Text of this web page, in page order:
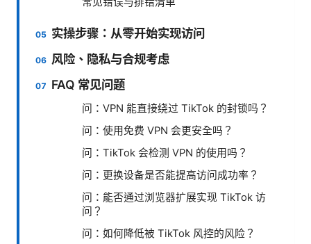
实操步骤：从零开始实现访问
风险、隐私与合规考虑
FAQ 常见问题
问：VPN 能直接绕过 TikTok 的封锁吗？
问：使用免费 VPN 会更安全吗？
问：TikTok 会检测 VPN 的使用吗？
问：更换设备是否能提高访问成功率？
问：能否通过浏览器扩展实现 TikTok 访
问？
问：如何降低被 TikTok 风控的风险？